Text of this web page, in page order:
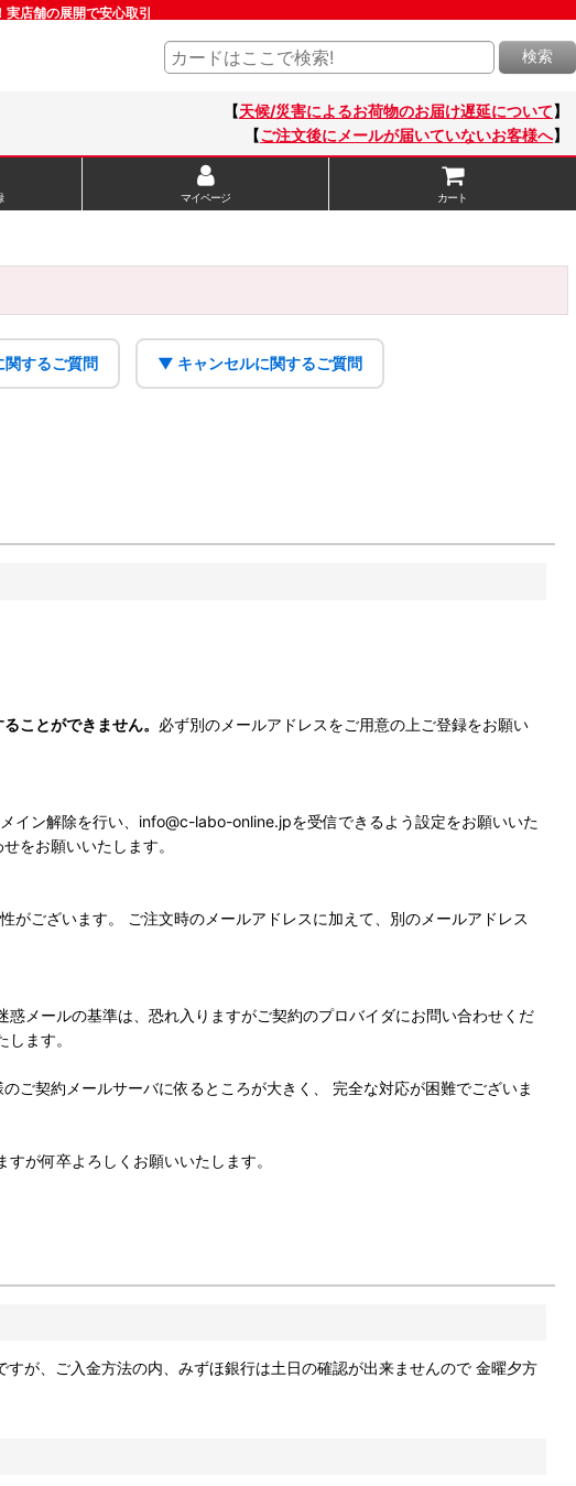
店舗の展開で安心取引
検索
【天候/災害によるお荷物のお届け遅延について】
【ご注文後にメールが届いていないお客様へ】
マイページ カート
するご質問 ▼ キャンセルに関するご質問
とができません。 必ず別のメールアドレスをご用意の上ご登録をお願い
イン解除を行い、info@c-labo-online.jpを受信できるよう設定をお願いいた
をお願いいたします。
ございます。 ご注文時のメールアドレスに加えて、別のメールアドレス
メールの基準は、恐れ入りますがご契約のプロバイダにお問い合わせくだ
ます。
ご契約メールサーバに依るところが大きく、 完全な対応が困難でございま
が何卒よろしくお願いいたします。